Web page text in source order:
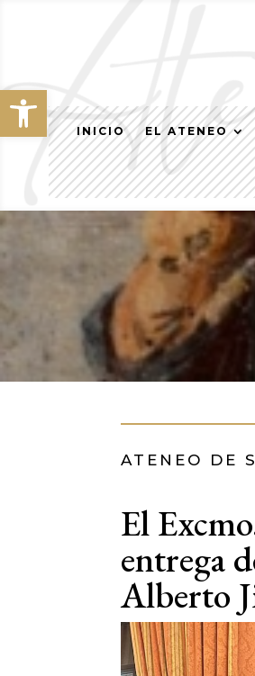
Abrir barra de herramientas
INICIO EL ATENEO
ATENEO DE
El
entrega
Alberto